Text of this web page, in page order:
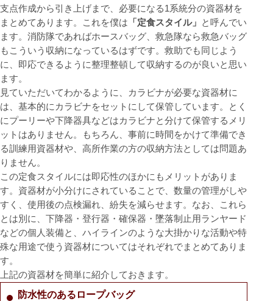
支点作成から引き上げまで、必要になる1系統分の資器材を
まとめてあります。これを僕は 「定食スタイル」
と呼んでい
ます。消防隊であればホースバッグ、救急隊なら救急バッグ
もこういう収納になっているはずです。救助でも同じよう
に、即応できるように整理整頓して収納するのが良いと思い
ます。
見ていただいてわかるように、カラビナが必要な資器材に
は、基本的にカラビナをセットにして保管しています。とく
にプーリーや下降器具などはカラビナと分けて保管するメリ
ットはありません。もちろん、事前に時間をかけて準備でき
る訓練用資器材や、高所作業の方の収納方法としては問題あ
りません。
この定食スタイルには即応性のほかにもメリットがありま
す。資器材が小分けにされていることで、数量の管理がしや
すく、使用後の点検漏れ、紛失を減らせます。なお、これら
とは別に、下降器・登行器・確保器・墜落制止用ランヤード
などの個人装備と、ハイラインのような大掛かりな活動や特
殊な用途で使う資器材についてはそれぞれでまとめてありま
す。
上記の資器材を簡単に紹介しておきます。
防水性のあるロープバッグ